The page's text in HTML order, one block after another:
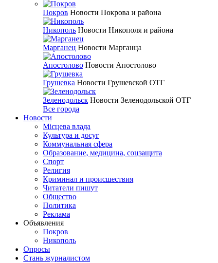
Покров Новости Покрова и района
Никополь Новости Никополя и района
Марганец Новости Марганца
Апостолово Новости Апостолово
Грушевка Новости Грушевской ОТГ
Зеленодольск Новости Зеленодольской ОТГ
Все города
Новости
Місцева влада
Культура и досуг
Коммунальная сфера
Образование, медицина, соцзащита
Спорт
Религия
Криминал и происшествия
Читатели пишут
Общество
Политика
Реклама
Объявления
Покров
Никополь
Опросы
Стань журналистом